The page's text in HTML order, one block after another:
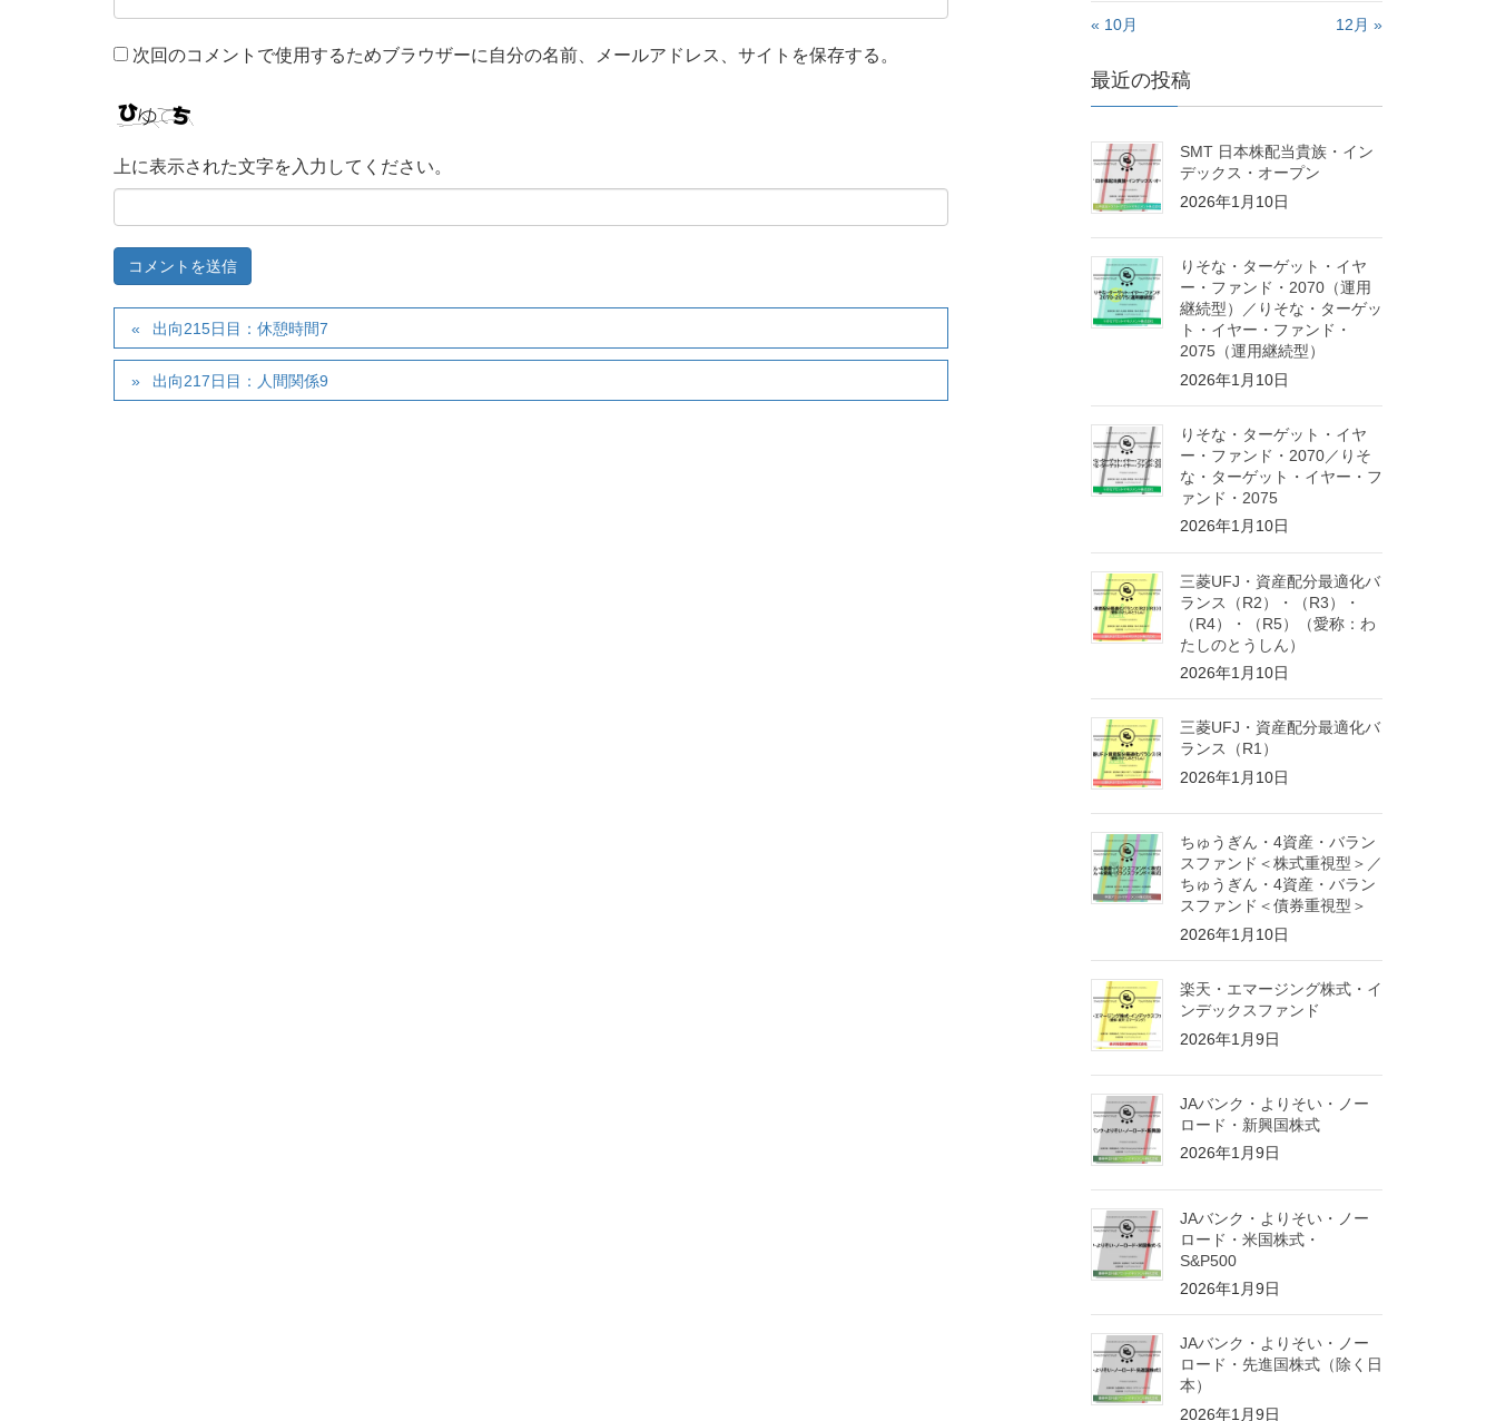
次回のコメントで使用するためブラウザーに自分の名前、メールアドレス、サイトを保存する。
上に表示された文字を入力してください。
出向215日目：休憩時間7
出向217日目：人間関係9
« 10月 12月 »
最近の投稿
SMT 日本株配当貴族・イン
デックス・オープン
2026年1月10日
りそな・ターゲット・イヤ
ー・ファンド・2070（運用
継続型）／りそな・ターゲッ
ト・イヤー・ファンド・
2075（運用継続型）
2026年1月10日
りそな・ターゲット・イヤ
ー・ファンド・2070／りそ
な・ターゲット・イヤー・フ
ァンド・2075
2026年1月10日
三菱UFJ・資産配分最適化バ
ランス（R2）・（R3）・
（R4）・（R5）（愛称：わ
たしのとうしん）
2026年1月10日
三菱UFJ・資産配分最適化バ
ランス（R1）
2026年1月10日
ちゅうぎん・4資産・バラン
スファンド＜株式重視型＞／
ちゅうぎん・4資産・バラン
スファンド＜債券重視型＞
2026年1月10日
楽天・エマージング株式・イ
ンデックスファンド
2026年1月9日
JAバンク・よりそい・ノー
ロード・新興国株式
2026年1月9日
JAバンク・よりそい・ノー
ロード・米国株式・
S&P500
2026年1月9日
JAバンク・よりそい・ノー
ロード・先進国株式（除く日
本）
2026年1月9日